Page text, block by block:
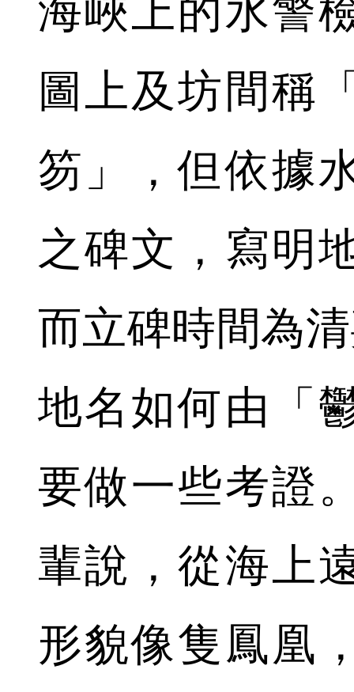
海峽上的水警
圖上及坊間稱
笏」，但依據
之碑文，寫明
而立碑時間為
地名如何由「
要做一些考證
輩說，從海上
形貌像隻鳳凰